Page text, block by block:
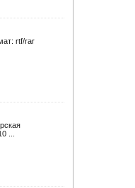
rtf/rar
...